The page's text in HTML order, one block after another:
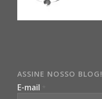
ASSINE NOSSO BLOG!
E-mail